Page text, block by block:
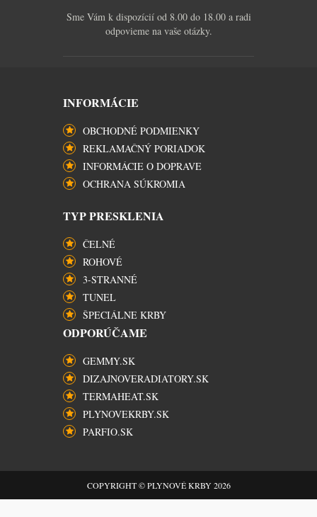
Sme Vám k dispozícií od 8.00 do 18.00 a radi
odpovieme na vaše otázky.
INFORMÁCIE
OBCHODNÉ PODMIENKY
REKLAMAČNÝ PORIADOK
INFORMÁCIE O DOPRAVE
OCHRANA SÚKROMIA
TYP PRESKLENIA
ČELNÉ
ROHOVÉ
3-STRANNÉ
TUNEL
ŠPECIÁLNE KRBY
ODPORÚČAME
GEMMY.SK
DIZAJNOVERADIATORY.SK
TERMAHEAT.SK
PLYNOVEKRBY.SK
PARFIO.SK
COPYRIGHT © PLYNOVÉ KRBY 2026